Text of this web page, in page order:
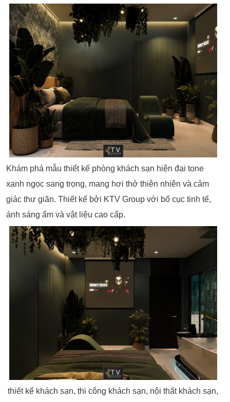
Khám phá mẫu thiết kế phòng khách sạn hiện đại tone
xanh ngọc sang trọng, mang hơi thở thiên nhiên và cảm
giác thư giãn. Thiết kế bởi KTV Group với bố cục tinh tế,
ánh sáng ấm và vật liệu cao cấp.
thiết kế khách sạn, thi công khách sạn, nội thất khách sạn,